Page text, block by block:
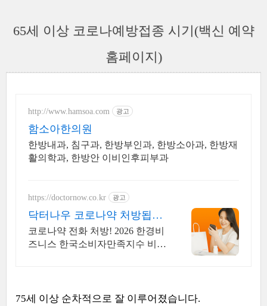
65세 이상 코로나예방접종 시기(백신 예약
홈페이지)
http://www.hamsoa.com 광고
함소아한의원
한방내과, 침구과, 한방부인과, 한방소아과, 한방재
활의학과, 한방안 이비인후피부과
https://doctornow.co.kr 광고
닥터나우 코로나약 처방됩니
다 365일 24시간 진료가능
코로나약 전화 처방! 2026 한경비
즈니스 한국소비자만족지수 비대
75세 이상 순차적으로 잘 이루어졌습니다.